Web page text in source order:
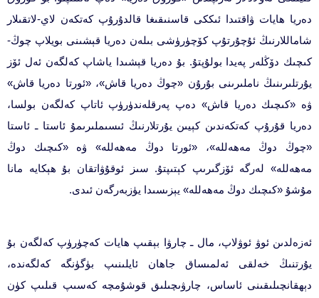
دەريا ھايات ۋاقتىدا ئىككى قاسنىقىغا قالدۇرۇپ كەتكەن لاي-لاتقىلار
شاماللارنىڭ ئۇچۇرتۇپ كۆچۈرۈشى بىلەن دەريا قېشىنى بويلاپ چوڭ-
كىچىك دۆڭلەر پەيدا بولۇپتۇ. بۇ دەريا قېشىدا ياشاپ كەلگەن ئەل ئۆز
يۇرتلىرىنىڭ ناملىرىنى بۇرۇن «چوڭ دەريا قاش»، «ئورتا دەريا قاش»
ۋە «كىچىك دەريا قاش» دەپ پەرقلەندۈرۈپ ئاتاپ كەلگەن بولسا،
دەريا قۇرۇپ كەتكەندىن كېيىن يۇرتلارنىڭ ئىسىملىرىمۇ ئاستا ـ ئاستا
«چوڭ دوڭ مەھەللە»، «ئورتا دوڭ مەھەللە» ۋە «كىچىك دوڭ
مەھەللە» لەرگە ئۆزگىرىپ كېتىپتۇ. سىز ئوقۇۋاتقان بۇ ھېكايە مانا
مۇشۇ «كىچىك دوڭ مەھەللە» يېزىسىدا يۈزبەرگەن ئىدى.
ئەزەلدىن ئوۋ ئوۋلاپ، مال ـ چارۋا بېقىپ ھايات كەچۈرۈپ كەلگەن بۇ
يۇرتنىڭ خەلقى ئەلمىساق جاھان ئايلىنىپ بۈگۈنگە كەلگەندە،
دېھقانچىلىقىنى ئاساس، چارۋىچىلىق قوشۇمچە كەسىپ قىلىپ كۈن